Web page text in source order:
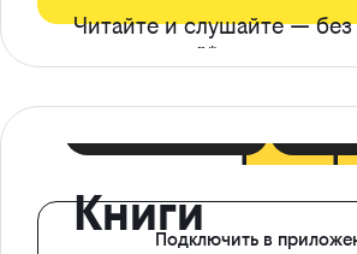
Читайте и слушайте — без
ограничений*
КнигиПодключить в